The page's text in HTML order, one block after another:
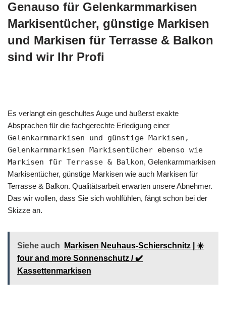
Genauso für Gelenkarmmarkisen
Markisentücher, günstige Markisen
und Markisen für Terrasse & Balkon
sind wir Ihr Profi
Es verlangt ein geschultes Auge und äußerst exakte
Absprachen für die fachgerechte Erledigung einer
Gelenkarmmarkisen und günstige Markisen,
Gelenkarmmarkisen Markisentücher ebenso wie
Markisen für Terrasse & Balkon, Gelenkarmmarkisen
Markisentücher, günstige Markisen wie auch Markisen für
Terrasse & Balkon. Qualitätsarbeit erwarten unsere Abnehmer.
Das wir wollen, dass Sie sich wohlfühlen, fängt schon bei der
Skizze an.
Siehe auch
Markisen Neuhaus-Schierschnitz | ☀️
four and more Sonnenschutz / ✔️
Kassettenmarkisen